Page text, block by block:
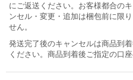
にご返送ください。お客様都合の
ンセル・変更・追加は梱包前に限
せん。
発送完了後のキャンセルは商品到
ください。商品到着後ご指定の口